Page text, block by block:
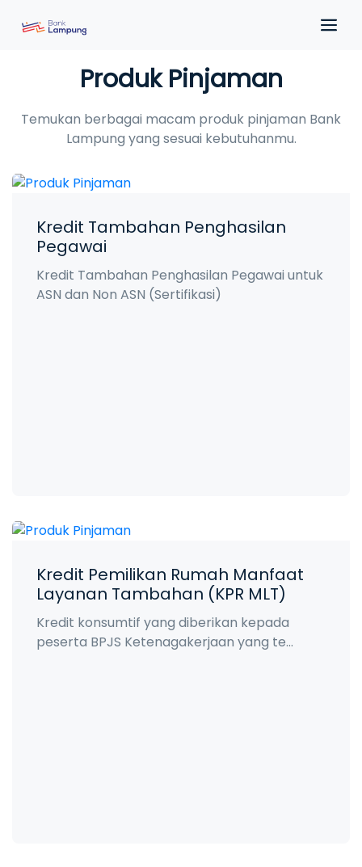
Produk Pinjaman
Temukan berbagai macam produk pinjaman Bank
Lampung yang sesuai kebutuhanmu.
Kredit Tambahan Penghasilan
Pegawai
Kredit Tambahan Penghasilan Pegawai untuk
ASN dan Non ASN (Sertifikasi)
Kredit Pemilikan Rumah Manfaat
Layanan Tambahan (KPR MLT)
Kredit konsumtif yang diberikan kepada
peserta BPJS Ketenagakerjaan yang te...